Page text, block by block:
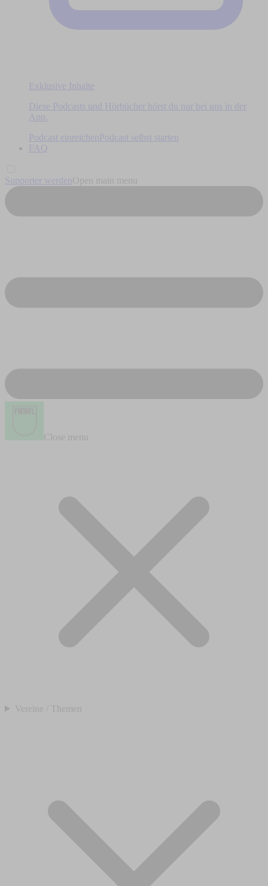
Exklusive Inhalte
Diese Podcasts und Hörbücher hörst du nur bei uns in der
App.
Podcast einreichen
Podcast selbst starten
FAQ
Supporter werden Open main menu
Close menu
Vereine / Themen